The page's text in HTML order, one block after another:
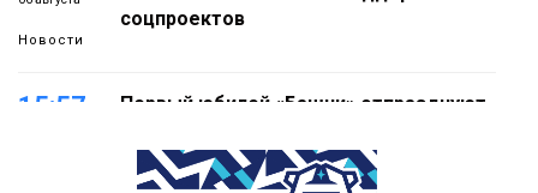
Новости
соцпроектов
15:57
Первый юбилей «Башни» отпразднуют
квест и многое другое